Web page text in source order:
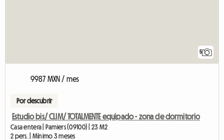
5
9987 MXN / mes
Por descubrir
Estudio bis/ CLIM/ TOTALMENTE equipado - zona de dormitorio
Casa entera | Pamiers (09100) | 23 M2
2 pers. | Mínimo 3 meses